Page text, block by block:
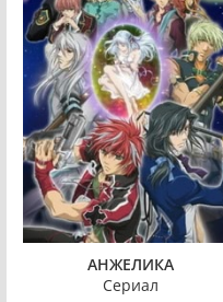
АНЖЕЛИКА
Сериал